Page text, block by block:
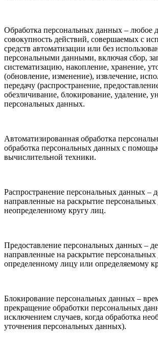
Обработка персональных данных – любое
совокупность действий, совершаемых с
средств автоматизации или без
персональными данными, включая сбор,
систематизацию, накопление, хранение,
(обновление, изменение), извлечение,
передачу (распространение,
обезличивание, блокирование, удаление,
персональных данных.
Автоматизированная обработка
обработка персональных данных с
вычислительной техники.
Распространение персональных данных –
направленные на раскрытие
неопределенному кругу лиц.
Предоставление персональных данных –
направленные на раскрытие
определенному лицу или определяемому
Блокирование персональных данных –
прекращение обработки персональных
исключением случаев, когда обработка
уточнения персональных данных).